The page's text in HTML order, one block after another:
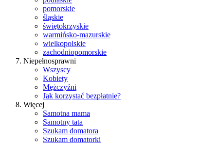
pomorskie
śląskie
świętokrzyskie
warmińsko-mazurskie
wielkopolskie
zachodniopomorskie
Niepełnosprawni
Wszyscy
Kobiety
Mężczyźni
Jak korzystać bezpłatnie?
Więcej
Samotna mama
Samotny tata
Szukam domatora
Szukam domatorki